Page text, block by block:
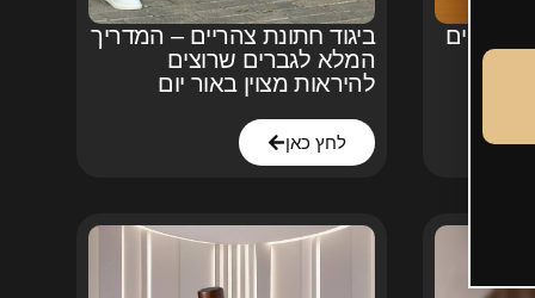
טיפים
ביגוד חתונת צהריים – המדריך
המלא לגברים שרוצים
להיראות מצוין באור יום
לחץ כאן